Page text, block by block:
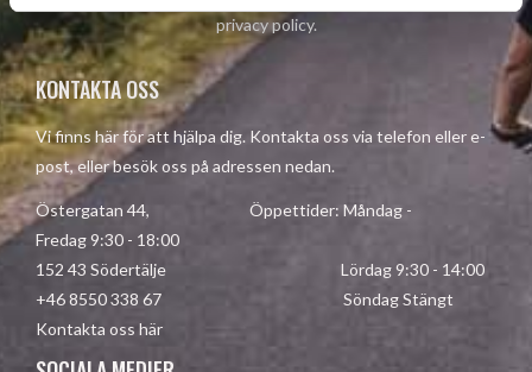
privacy policy.
KONTAKTA OSS
Vi finns här för att hjälpa dig. Kontakta oss via telefon eller e-
post, eller besök oss på adressen nedan.
Östergatan 44, Öppettider: Måndag -
Fredag 9:30 - 18:00
152 43 Södertälje Lördag 9:30 - 14:00
+46 8550 338 67 Söndag Stängt
Kontakta oss här